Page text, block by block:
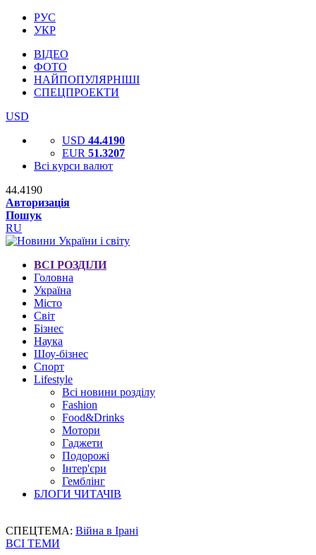
РУС
УКР
ВІДЕО
ФОТО
НАЙПОПУЛЯРНІШІ
СПЕЦПРОЕКТИ
USD
USD 44.4190
EUR 51.3207
Всі курси валют
44.4190
Авторизація
Пошук
RU
ВСІ РОЗДІЛИ
Головна
Україна
Місто
Світ
Бізнес
Наука
Шоу-бізнес
Спорт
Lifestyle
Всі новини розділу
Fashion
Food&Drinks
Мотори
Гаджети
Подорожі
Інтер'єри
Гемблінг
БЛОГИ ЧИТАЧІВ
СПЕЦТЕМА: Війна в Ірані
ВСІ ТЕМИ